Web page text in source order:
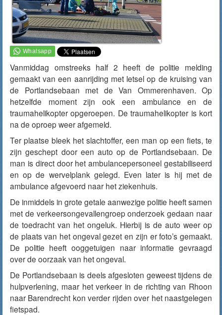
Vanmiddag omstreeks half 2 heeft de politie melding
gemaakt van een aanrijding met letsel op de kruising van
de Portlandsebaan met de Van Ommerenhaven. Op
hetzelfde moment zijn ook een ambulance en de
traumahelikopter opgeroepen. De traumahelikopter is kort
na de oproep weer afgemeld.
Ter plaatse bleek het slachtoffer, een man op een fiets, te
zijn geschept door een auto op de Portlandsebaan. De
man is direct door het ambulancepersoneel gestabiliseerd
en op de wervelplank gelegd. Even later is hij met de
ambulance afgevoerd naar het ziekenhuis.
De inmiddels in grote getale aanwezige politie heeft samen
met de verkeersongevallengroep onderzoek gedaan naar
de toedracht van het ongeluk. Hierbij is de auto weer op
de plaats van het ongeval gezet en zijn er foto’s gemaakt.
De politie heeft ooggetuigen naar informatie gevraagd
over de oorzaak van het ongeval.
De Portlandsebaan is deels afgesloten geweest tijdens de
hulpverlening, maar het verkeer in de richting van Rhoon
naar Barendrecht kon verder rijden over het naastgelegen
fietspad.